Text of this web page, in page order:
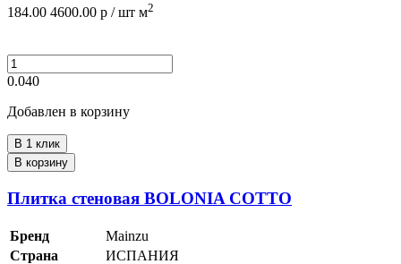
184.00 4600.00 р / шт м2
0.040
Добавлен в корзину
В 1 клик
В корзину
Плитка стеновая BOLONIA COTTO
Бренд
Mainzu
Страна
ИСПАНИЯ